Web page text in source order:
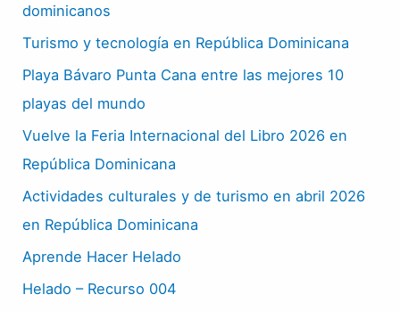
dominicanos
Turismo y tecnología en República Dominicana
Playa Bávaro Punta Cana entre las mejores 10
playas del mundo
Vuelve la Feria Internacional del Libro 2026 en
República Dominicana
Actividades culturales y de turismo en abril 2026
en República Dominicana
Aprende Hacer Helado
Helado – Recurso 004